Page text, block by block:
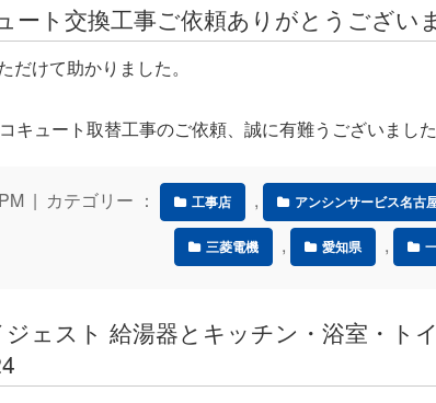
ート交換工事ご依頼ありがとうござい
けて助かりました。
キュート取替工事のご依頼、誠に有難うございました
| カテゴリー ： 工事店 , アンシンサービス名古
三菱電機 , 愛知県 ,
ェスト 給湯器とキッチン・浴室・ト